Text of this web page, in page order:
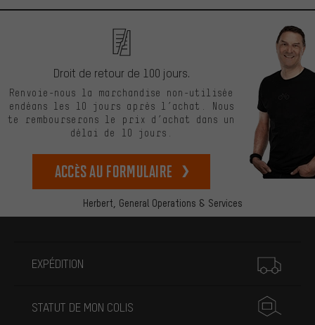
Herbert, General Operations & Services
Droit de retour de 100 jours.
Renvoie-nous la marchandise non-utilisée
endéans les 10 jours après l’achat. Nous
te rembourserons le prix d’achat dans un
délai de 10 jours.
Accès au formulaire
EXPÉDITION
STATUT DE MON COLIS